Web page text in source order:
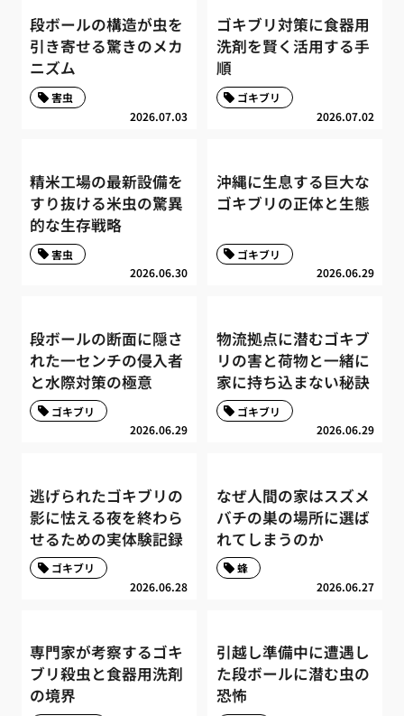
段ボールの構造が虫を
引き寄せる驚きのメカ
ニズム
2026.07.03
害虫
ゴキブリ対策に食器用
洗剤を賢く活用する手
順
2026.07.02
ゴキブリ
精米工場の最新設備を
すり抜ける米虫の驚異
的な生存戦略
2026.06.30
害虫
沖縄に生息する巨大な
ゴキブリの正体と生態
2026.06.29
ゴキブリ
段ボールの断面に隠さ
れた一センチの侵入者
と水際対策の極意
2026.06.29
ゴキブリ
物流拠点に潜むゴキブ
リの害と荷物と一緒に
家に持ち込まない秘訣
2026.06.29
ゴキブリ
逃げられたゴキブリの
影に怯える夜を終わら
せるための実体験記録
2026.06.28
ゴキブリ
なぜ人間の家はスズメ
バチの巣の場所に選ば
れてしまうのか
2026.06.27
蜂
専門家が考察するゴキ
ブリ殺虫と食器用洗剤
の境界
引越し準備中に遭遇し
た段ボールに潜む虫の
恐怖